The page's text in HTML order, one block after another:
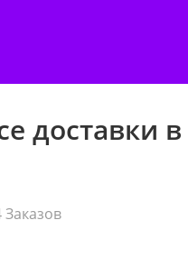
доставки в
Заказов